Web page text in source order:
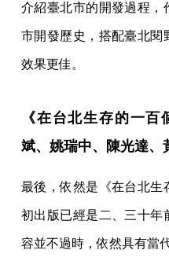
介紹臺北市的開發過程，
市開發歷史，搭配臺北閱
效果更佳。
《在台北生存的一
斌、姚瑞中、陳光達、
最後，依然是《在台北生
初出版已經是二、三十年
容並不過時，依然具有當